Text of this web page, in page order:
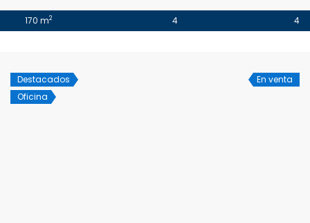
170 m2 4 4
Destacados
Oficina
En venta